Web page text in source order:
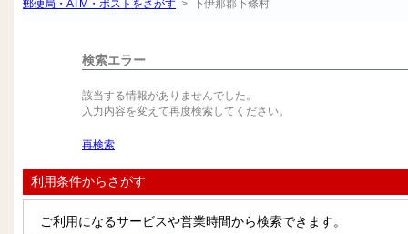
郵便局・ATM・ポストをさがす > 下伊那郡下條村
検索エラー
該当する情報がありませんでした。
入力内容を変えて再度検索してください。
再検索
利用条件からさがす
ご利用になるサービスや営業時間から検索できます。